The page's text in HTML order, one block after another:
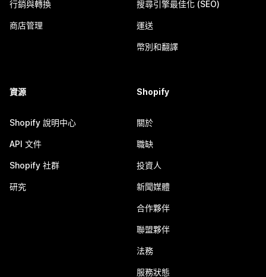
行銷與轉換
商店管理
搜尋引擎最佳化 (SEO)
運送
幣別和翻譯
資源
Shopify 說明中心
API 文件
Shopify 社群
研究
Shopify
關於
職缺
投資人
新聞媒體
合作夥伴
聯盟夥伴
法務
服務狀態